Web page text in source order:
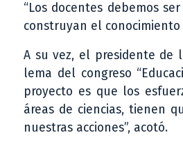
“Los docentes debemos
construyan el
A su vez, el presidente de
lema del congreso
proyecto es que los
áreas de ciencias, tienen
nuestras acciones”, acotó.